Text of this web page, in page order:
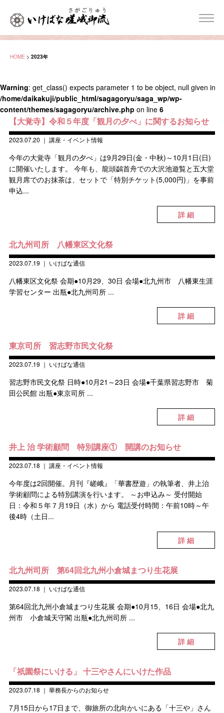
HOME > 2023年
Warning: get_class() expects parameter 1 to be object, null given in
/home/daikakuji/public_html/sagagoryu/saga_wp/wp-
content/themes/sagagoryu/archive.php on line 6
【大覚寺】令和５年度「観月の夕べ」に関するお知らせ
2023.07.20 ｜ 講座・イベント情報
今年の大覚寺「観月の夕べ」は9月29日(金・中秋)～10月1日(日)
に開催いたします。 今年も、龍頭鷁首舟での大沢池遊覧と五大堂
観月席でのお抹茶は、セットで「特別チケット(5,000円)」を事前
申込...
詳 細
北九州司所 八幡東区文化祭
2023.07.19 ｜ いけばな通信
八幡東区文化祭 会期●10月29、30日 会場●北九州市 八幡東生涯
学習センター 出瓶●北九州司所 ...
詳 細
東京司所 習志野市民文化祭
2023.07.19 ｜ いけばな通信
習志野市民文化祭 日時●10月21～23日 会場●千葉県習志野市 菊
田公民館 出瓶●東京司所 ...
詳 細
井上 治 学術顧問 特別講座① 開講のお知らせ
2023.07.18 ｜ 講座・イベント情報
今年度は2回開催。月刊『嵯峨』「華書歴遊」の執筆者、井上治
学術顧問による特別講演を行います。 ～お申込み～ 受付開始
日：令和５年７月19日（水）から 電話受付時間：午前10時～午
後4時（土日...
詳 細
北九州司所 第64回北九州小倉城まつり生花展
2023.07.18 ｜ いけばな通信
第64回北九州小倉城まつり生花展 会期●10月15、16日 会場●北九
州市 小倉城天守閣 出瓶●北九州司所 ...
詳 細
「祇園祭にいける」 十三やさんにいけた作品
2023.07.18 ｜ 華務長からのお知らせ
7月15日から17日まで、御旅所の北向かいにある「十三や」さん